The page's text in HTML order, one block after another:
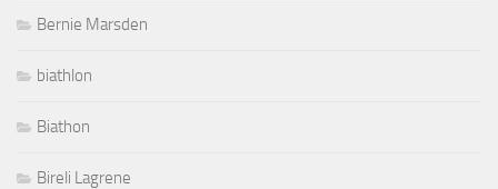
Bernie Marsden
biathlon
Biathon
Bireli Lagrene